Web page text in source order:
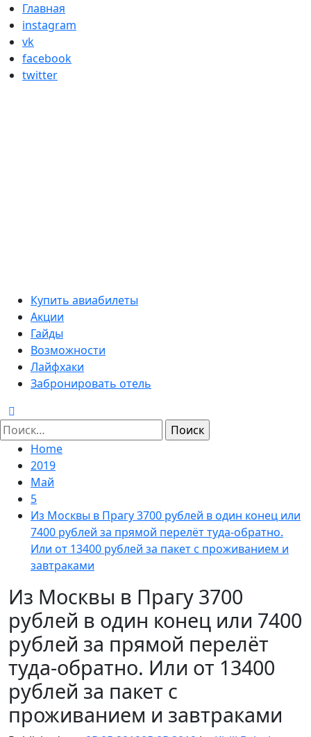
Skip
to
content
Главная
instagram
vk
facebook
twitter
Primary
Menu
Купить авиабилеты
Акции
Гайды
Возможности
Лайфхаки
Забронировать отель
Найти:
Home
2019
Май
5
Из Москвы в Прагу 3700 рублей в один конец или
7400 рублей за прямой перелёт туда-обратно.
Или от 13400 рублей за пакет с проживанием и
завтраками
Из Москвы в Прагу 3700
рублей в один конец или 7400
рублей за прямой перелёт
туда-обратно. Или от 13400
рублей за пакет с
проживанием и завтраками